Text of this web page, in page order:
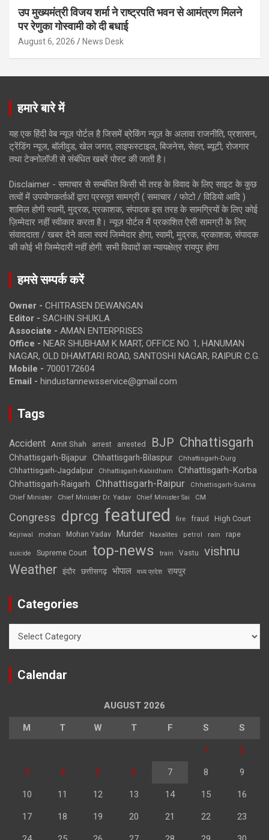
उप मुख्यमंत्री विजय शर्मा ने राष्ट्रपति भवन से आमंत्रण मिलने
पर रेणुका गोस्वामी को दी बधाई
August 6, 2026 News Desk
हमारे बारे में
यह एक हिंदी वेब न्यूज़ पोर्टल है जिसमें ब्रेकिंग न्यूज़ के अलावा राजनीति, प्रशासन,
ट्रेंडिंग न्यूज, बॉलीवुड, खेल जगत, लाइफस्टाइल, बिजनेस, सेहत, ब्यूटी, रोजगार
तथा टेक्नोलॉजी से संबंधित खबरें पोस्ट की जाती है।
Disclaimer - समाचार से सम्बंधित किसी भी तरह के विवाद के लिए साइट के कुछ
तत्वों में उपयोगकर्ताओं द्वारा प्रस्तुत सामग्री ( समाचार / फोटो / विडियो आदि )
शामिल होगी स्वामी, मुद्रक, प्रकाशक, संपादक इस तरह के सामग्रियों के लिए कोई
ज़िम्मेदार नहीं स्वीकार करता है। न्यूज़ पोर्टल में प्रकाशित ऐसी सामग्री के लिए
संवाददाता / खबर देने वाला स्वयं जिम्मेदार होगा, स्वामी, मुद्रक, प्रकाशक, संपादक
की कोई भी जिम्मेदारी नहीं होगी. सभी विवादों का न्यायक्षेत्र रायपुर होगा
हमसे सम्पर्क करें
Owner - CHITRASEN DEWANGAN
Editor - SACHIN SHUKLA
Associate - AMAN ENTERPRISES
Office - NEAR SHUBHAM K MART, OFFICE NO. 1, HANUMAN
NAGAR, OLD DHAMTARI ROAD, SANTOSHI NAGAR, RAIPUR C.G.
Mobile - 7000172604
Email - hindustannewsservice@gmail.com
Tags
Accident Amit Shah arrest arrested BJP Chhattisgarh
Chhattisgarh-Bijapur Chhattisgarh-Bilaspur Chhattisgarh-Durg
Chhattisgarh-Jagdalpur Chhattisgarh-Kabirdham Chhattisgarh-Korba
Chhattisgarh-Raigarh Chhattisgarh-Raipur
Chhattisgarh-Sukma
Chief Minister
Chief Minister Dr. Yadav Chief Minister Sai CM
Congress dprcg featured fire fraud High Court
Kejriwal mohan Mohan Yadav Murder Naxalites petrol rain rape
suicide Supreme Court top-news train Vastu vishnu
Weather इंदौर छत्तीसगढ़ भोपाल मध्य प्रदेश रायपुर
Categories
Calendar
AUGUST 2026
M T W T F S S
1 2
3 4 5 6 7 8 9
10 11 12 13 14 15 16
17 18 19 20 21 22 23